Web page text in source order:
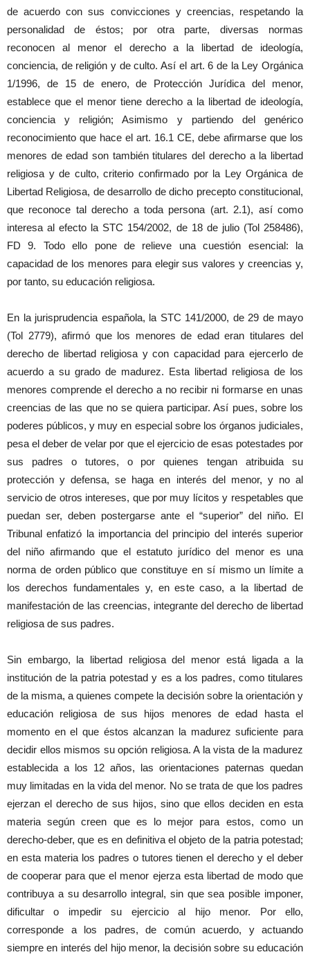
de acuerdo con sus convicciones y creencias, respetando la
personalidad de éstos; por otra parte, diversas normas
reconocen al menor el derecho a la libertad de ideología,
conciencia, de religión y de culto. Así el art. 6 de la Ley Orgánica
1/1996, de 15 de enero, de Protección Jurídica del menor,
establece que el menor tiene derecho a la libertad de ideología,
conciencia y religión; Asimismo y partiendo del genérico
reconocimiento que hace el art. 16.1 CE, debe afirmarse que los
menores de edad son también titulares del derecho a la libertad
religiosa y de culto, criterio confirmado por la Ley Orgánica de
Libertad Religiosa, de desarrollo de dicho precepto constitucional,
que reconoce tal derecho a toda persona (art. 2.1), así como
interesa al efecto la STC 154/2002, de 18 de julio (Tol 258486),
FD 9. Todo ello pone de relieve una cuestión esencial: la
capacidad de los menores para elegir sus valores y creencias y,
por tanto, su educación religiosa.
En la jurisprudencia española, la STC 141/2000, de 29 de mayo
(Tol 2779), afirmó que los menores de edad eran titulares del
derecho de libertad religiosa y con capacidad para ejercerlo de
acuerdo a su grado de madurez. Esta libertad religiosa de los
menores comprende el derecho a no recibir ni formarse en unas
creencias de las que no se quiera participar. Así pues, sobre los
poderes públicos, y muy en especial sobre los órganos judiciales,
pesa el deber de velar por que el ejercicio de esas potestades por
sus padres o tutores, o por quienes tengan atribuida su
protección y defensa, se haga en interés del menor, y no al
servicio de otros intereses, que por muy lícitos y respetables que
puedan ser, deben postergarse ante el “superior” del niño. El
Tribunal enfatizó la importancia del principio del interés superior
del niño afirmando que el estatuto jurídico del menor es una
norma de orden público que constituye en sí mismo un límite a
los derechos fundamentales y, en este caso, a la libertad de
manifestación de las creencias, integrante del derecho de libertad
religiosa de sus padres.
Sin embargo, la libertad religiosa del menor está ligada a la
institución de la patria potestad y es a los padres, como titulares
de la misma, a quienes compete la decisión sobre la orientación y
educación religiosa de sus hijos menores de edad hasta el
momento en el que éstos alcanzan la madurez suficiente para
decidir ellos mismos su opción religiosa. A la vista de la madurez
establecida a los 12 años, las orientaciones paternas quedan
muy limitadas en la vida del menor. No se trata de que los padres
ejerzan el derecho de sus hijos, sino que ellos deciden en esta
materia según creen que es lo mejor para estos, como un
derecho-deber, que es en definitiva el objeto de la patria potestad;
en esta materia los padres o tutores tienen el derecho y el deber
de cooperar para que el menor ejerza esta libertad de modo que
contribuya a su desarrollo integral, sin que sea posible imponer,
dificultar o impedir su ejercicio al hijo menor. Por ello,
corresponde a los padres, de común acuerdo, y actuando
siempre en interés del hijo menor, la decisión sobre su educación